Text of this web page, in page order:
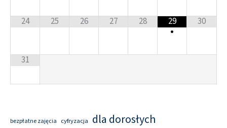
24 25 26 27 28
29
•
30
31
bezpłatne zajęcia cyfryzacja dla dorosłych